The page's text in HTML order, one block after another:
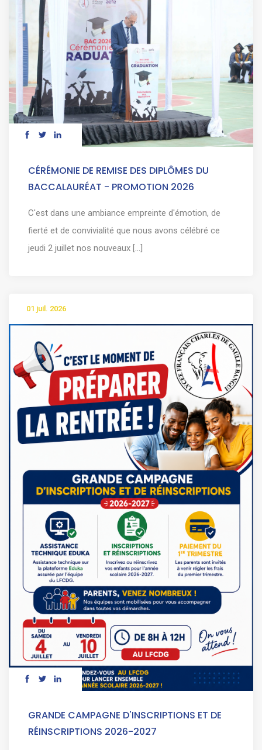
CÉRÉMONIE DE REMISE DES DIPLÔMES DU
BACCALAURÉAT - PROMOTION 2026
C'est dans une ambiance empreinte d'émotion, de
fierté et de convivialité que nous avons célébré ce
jeudi 2 juillet nos nouveaux [...]
01 juil. 2026
GRANDE CAMPAGNE D'INSCRIPTIONS ET DE
RÉINSCRIPTIONS 2026-2027